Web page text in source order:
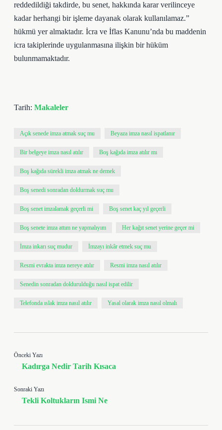
reddedildiği takdirde, bu senet, hakkında karar verilinceye
kadar herhangi bir işleme dayanak olarak kullanılamaz.”
hükmü yer almaktadır. İcra ve İflas Kanunu’nda bu maddenin
icra takiplerinde uygulanmasına ilişkin bir hüküm
bulunmamaktadır.
Tarih: Makaleler
Açık senede imza atmak suç mu Beyaza imza nasıl ispatlanır
Bir belgeye imza nasıl atılır Boş kağıda imza atılır mı
Boş kağıda sürekli imza atmak ne demek
Boş senedi sonradan doldurmak suç mu
Boş senet imzalamak geçerli mi Boş senet kaç yıl geçerli
Boş senete imza attım ne yapmalıyım Her kağıt senet yerine geçer mi
İmza inkarı suç mudur İmzayı inkâr etmek suç mu
Resmi evrakta imza nereye atılır Resmi imza nasıl atılır
Senedin sonradan doldurulduğu nasıl ispat edilir
Telefonda ıslak imza nasıl atılır Yasal olarak imza nasıl olmalı
Önceki Yazı
Kadırga Nedir Tarih Kısaca
Sonraki Yazı
Tekli Koltukların Ismi Ne